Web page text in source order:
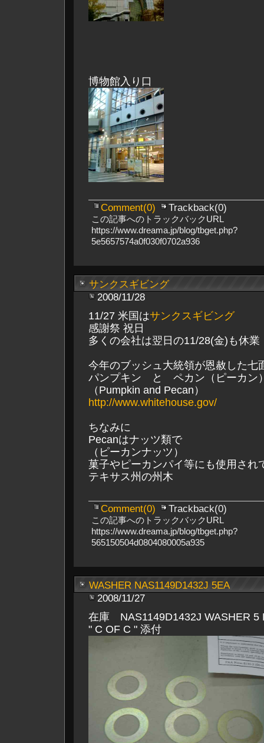
博物館入り口
Comment(0) Trackback(0)
この記事へのトラックバックURL
https://www.dreama.jp/blog/tbget.php?
5e5657574a0f030f0702a936
サンクスギビング
2008/11/28
11/27 米国はサンクスギビング
感謝祭 祝日
多くの会社は翌日の11/28(金)も休業
今年のブッシュ大統領が恩赦した七
パンプキン と ペカン（ピーカン
（Pumpkin and Pecan）
http://www.whitehouse.gov/
ちなみに
Pecanはナッツ類で
（ピーカンナッツ）
菓子やピーカンパイ等にも使用され
テキサス州の州木
Comment(0) Trackback(0)
この記事へのトラックバックURL
https://www.dreama.jp/blog/tbget.php?
565150504d0804080005a935
WASHER NAS1149D1432J 5EA
2008/11/27
在庫 NAS1149D1432J WASHER 5
" C OF C " 添付